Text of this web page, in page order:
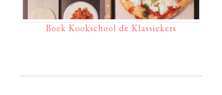
Boek Kookschool de Klassiekers